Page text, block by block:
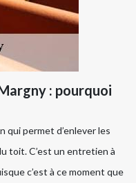
: pourquoi
permet d’enlever les
toit. C’est un entretien à
c’est à ce moment que